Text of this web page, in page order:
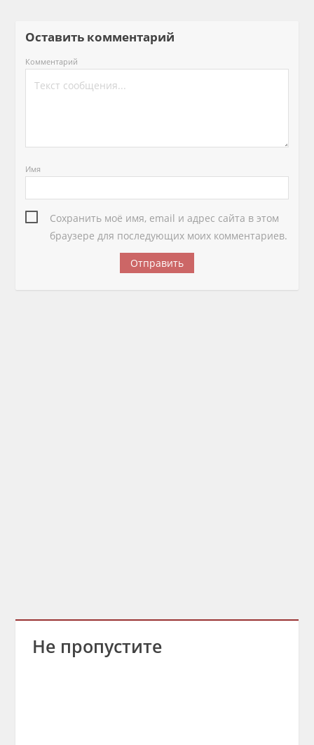
Оставить комментарий
Комментарий
Имя
Сохранить моё имя, email и адрес сайта в этом
браузере для последующих моих комментариев.
Не пропустите